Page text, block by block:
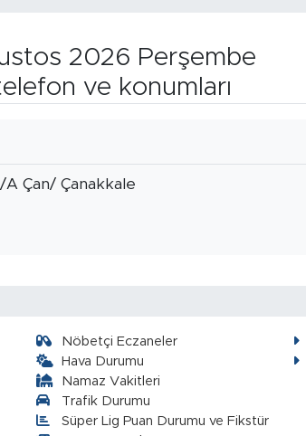
2026 Perşembe
ve konumları
A Çan/ Çanakkale
Nöbetçi Eczaneler
Hava Durumu
Namaz Vakitleri
Trafik Durumu
Süper Lig Puan Durumu ve Fikstür